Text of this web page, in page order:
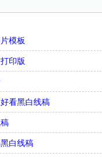
模板
印版
看黑白线稿
白线稿